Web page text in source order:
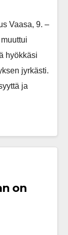
Vaasa, 9. –
hyökkäsi
jyrkästi.
ja
on